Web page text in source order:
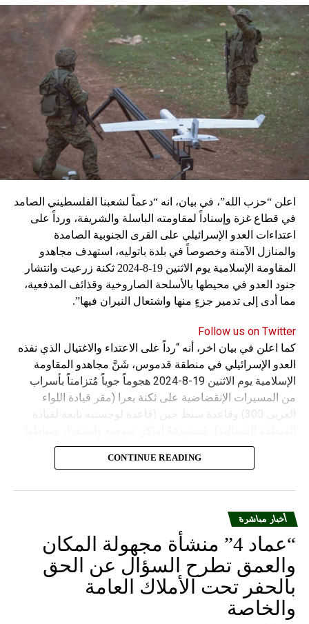
اعلن “حزب الله”، في بيان، انه “دعماً لشعبنا الفلسطيني الصامد
في قطاع غزة وإسناداً لمقاومته الباسلة ‌‏‌‏‌والشريفة، ورداً على
اعتداءات العدو الإسرائيلي على القرى الجنوبية الصامدة
والمنازل الآمنة وخصوصاً في بلدة باتوليه، استهدف مجاهدو
المقاومة الإسلامية يوم الاثنين 19-8-2024 ثكنة زرعيت وانتشار
جنود العدو في محيطها بالأسلحة الصاروخية وقذائف المدفعية،
مما أدى إلى تدمير جزءٍ منها واشتعال النيران فيها”.
Follow us on Twitter
كما اعلن في بيان اخر، أنه “رداً على الاعتداء والاغتيال الذي نفذه
العدو الإسرائيلي في منطقة قدموس، شَنَّ مجاهدو المقاومة
الإسلامية يوم الاثنين 19-8-2024 هجوماً جوياً مُتزامناً بأسراب
من المسيرات الإنقضاضية على ثكنة يعرا (مقر قيادة اللواء
الغربي 300) وقاعدة سنط جين (قاعدة لوجستية تابعة لقيادة
وجنودها وأصابت أهدافها بدقة وأوقعت فيهم عدداً من القتلى
CONTINUE READING
أخبار مباشرة
“عماد 4” منشأة مجهولة المكان
والعمق تطرح السؤال عن الحق
بالحفر تحت الأملاك العامة
والخاصة